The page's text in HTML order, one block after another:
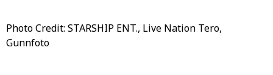
Photo Credit: STARSHIP ENT., Live Nation Tero,
Gunnfoto